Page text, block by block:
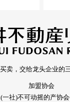
卖，交给龙头企业的
加盟协会
(一社)不可动摇的产协